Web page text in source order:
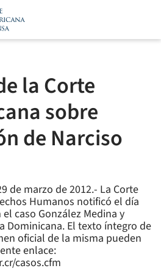
la Corte
sobre
de Narciso
de marzo de 2012.- La Corte
Humanos notificó el día
caso González Medina y
Dominicana. El texto íntegro de
oficial de la misma pueden
enlace:
casos.cfm